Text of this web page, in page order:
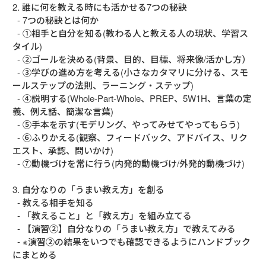
2. 誰に何を教える時にも活かせる7つの秘訣
  - 7つの秘訣とは何か
  - ①相手と自分を知る(教わる人と教える人の現状、学習ス
タイル)
  - ②ゴールを決める(背景、目的、目標、将来像/活かし方）
  - ③学びの進め方を考える(小さなカタマリに分ける、スモ
ールステップの法則、ラーニング・ステップ)
  - ④説明する(Whole-Part-Whole、PREP、5W1H、言葉の定
義、例え話、簡潔な言葉)
  - ⑤手本を示す(モデリング、やってみせてやってもらう)
  - ⑥ふりかえる(観察、フィードバック、アドバイス、リク
エスト、承認、問いかけ)
  - ⑦動機づけを常に行う(内発的動機づけ/外発的動機づけ)
3. 自分なりの「うまい教え方」を創る
  - 教える相手を知る
  - 「教えること」と「教え方」を組み立てる
  - 【演習②】自分なりの「うまい教え方」で教えてみる
  - ※演習②の結果をいつでも確認できるようにハンドブック
にまとめる